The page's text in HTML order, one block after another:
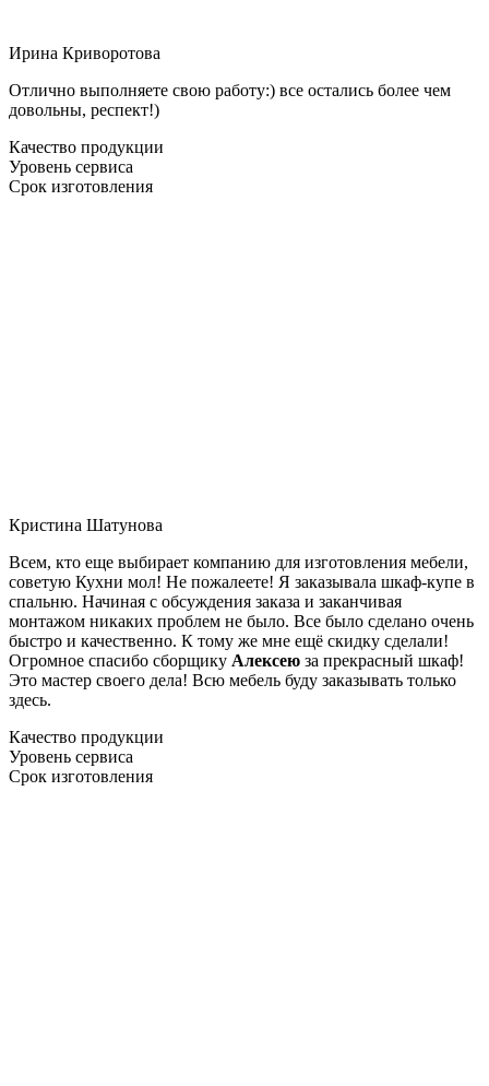
Ирина Криворотова
Отлично выполняете свою работу:) все остались более чем
довольны, респект!)
Качество продукции
Уровень сервиса
Срок изготовления
Кристина Шатунова
Всем, кто еще выбирает компанию для изготовления мебели,
советую Кухни мол! Не пожалеете! Я заказывала шкаф-купе в
спальню. Начиная с обсуждения заказа и заканчивая
монтажом никаких проблем не было. Все было сделано очень
быстро и качественно. К тому же мне ещё скидку сделали!
Огромное спасибо сборщику Алексею за прекрасный шкаф!
Это мастер своего дела! Всю мебель буду заказывать только
здесь.
Качество продукции
Уровень сервиса
Срок изготовления